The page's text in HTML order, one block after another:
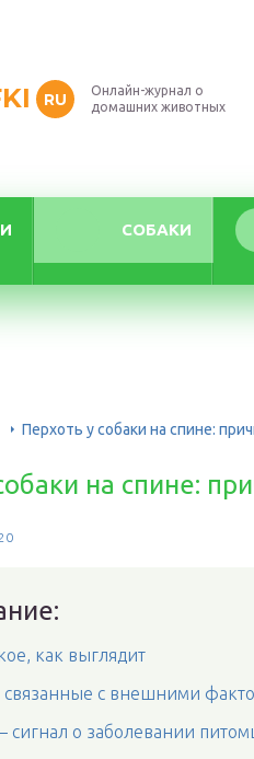
RU
Онлайн-журнал о
домашних животных
СОБАКИ
Перхоть у собаки на спине:
на спине:
как выглядит
с внешними
сигнал о заболевании